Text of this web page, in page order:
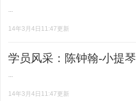
...
14年3月4日11:47更新
学员风采：陈钟翰-小提琴
...
14年3月4日11:47更新